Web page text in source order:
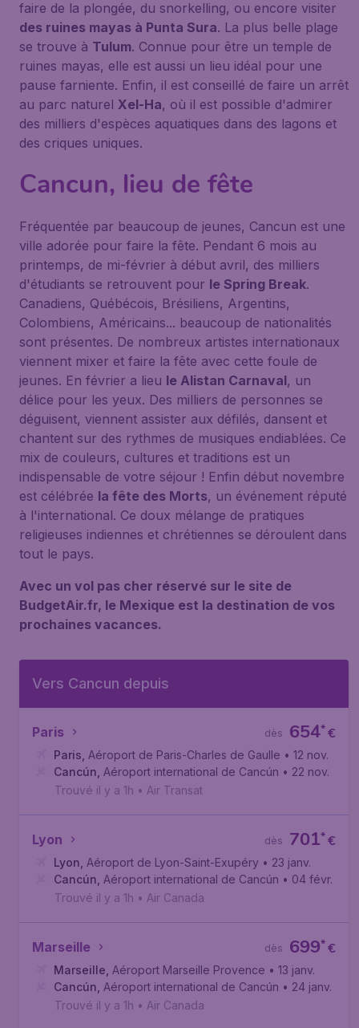
faire de la plongée, du snorkelling, ou encore visiter
des ruines mayas à Punta Sura. La plus belle plage
se trouve à Tulum. Connue pour être un temple de
ruines mayas, elle est aussi un lieu idéal pour une
pause farniente. Enfin, il est conseillé de faire un arrêt
au parc naturel Xel-Ha, où il est possible d'admirer
des milliers d'espèces aquatiques dans des lagons et
des criques uniques.
Cancun, lieu de fête
Fréquentée par beaucoup de jeunes, Cancun est une
ville adorée pour faire la fête. Pendant 6 mois au
printemps, de mi-février à début avril, des milliers
d'étudiants se retrouvent pour le Spring Break.
Canadiens, Québécois, Brésiliens, Argentins,
Colombiens, Américains... beaucoup de nationalités
sont présentes. De nombreux artistes internationaux
viennent mixer et faire la fête avec cette foule de
jeunes. En février a lieu le Alistan Carnaval, un
délice pour les yeux. Des milliers de personnes se
déguisent, viennent assister aux défilés, dansent et
chantent sur des rythmes de musiques endiablées. Ce
mix de couleurs, cultures et traditions est un
indispensable de votre séjour ! Enfin début novembre
est célébrée la fête des Morts, un événement réputé
à l'international. Ce doux mélange de pratiques
religieuses indiennes et chrétiennes se déroulent dans
tout le pays.
Avec un vol pas cher réservé sur le site de
BudgetAir.fr, le Mexique est la destination de vos
prochaines vacances.
Vers Cancun depuis
Paris €
654*
dès
Paris Aéroport de Paris-Charles de Gaulle • 12 nov.
Cancún Aéroport international de Cancún • 22 nov.
Trouvé il y a 1h • Air Transat
Lyon €
701*
dès
Lyon Aéroport de Lyon-Saint-Exupéry • 23 janv.
Cancún Aéroport international de Cancún • 04 févr.
Trouvé il y a 1h • Air Canada
Marseille €
699*
dès
Marseille Aéroport Marseille Provence • 13 janv.
Cancún Aéroport international de Cancún • 24 janv.
Trouvé il y a 1h • Air Canada